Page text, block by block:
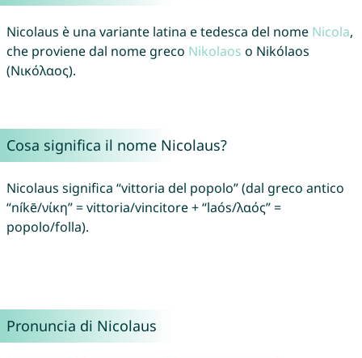
Nicolaus è una variante latina e tedesca del nome Nicola,
che proviene dal nome greco Nikolaos o Nikólaos
(Νικόλαος).
Cosa significa il nome Nicolaus?
Nicolaus significa “vittoria del popolo” (dal greco antico
“níkē/νίκη” = vittoria/vincitore + “laós/λαός” =
popolo/folla).
Pronuncia di Nicolaus